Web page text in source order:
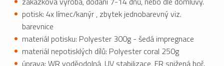
potisk: 4x límec/kanýr , zbytek jednobarevný viz.
barevnice
materiál potisku: Polyester 300g - šedá impregnace
materiál nepotisklých dílů: Polyester coral 250g
úprava: WR voděodolná, UV stabilizace, FR snižená hoř.